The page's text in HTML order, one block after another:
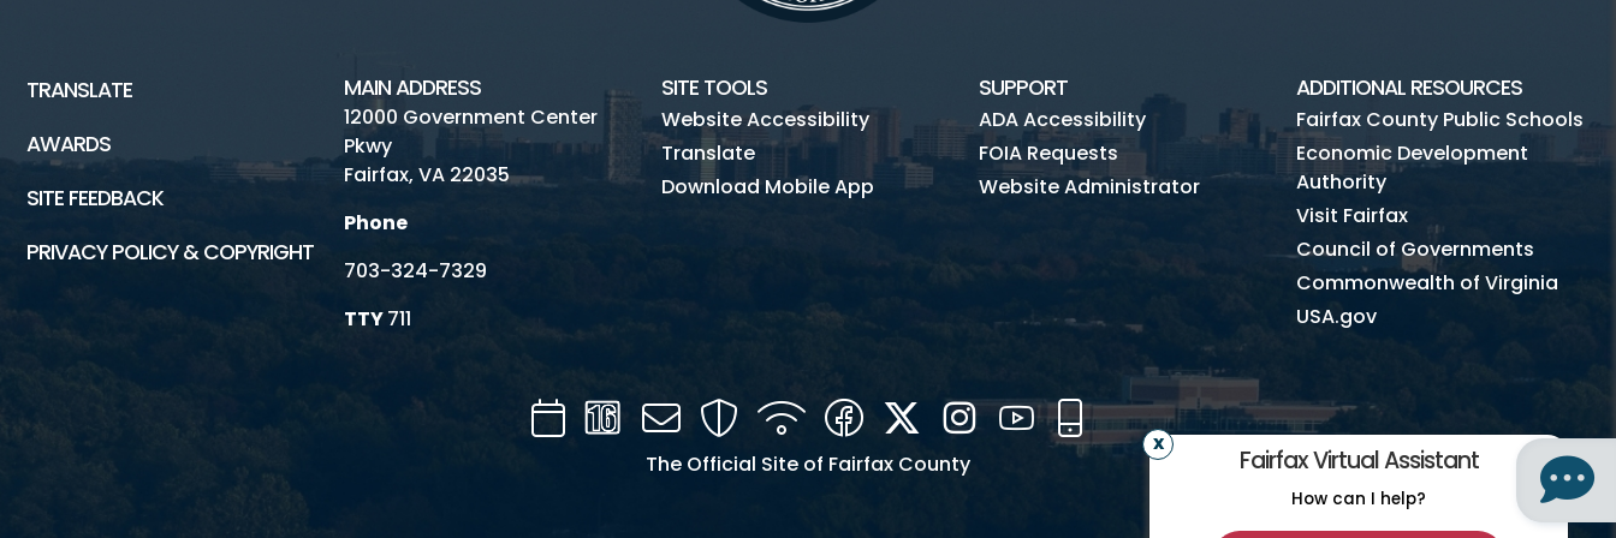
Fairfax Virtual Assistant
How can I help?
TRANSLATE
AWARDS
SITE FEEDBACK
PRIVACY POLICY & COPYRIGHT
MAIN ADDRESS
12000 Government Center
Pkwy
Fairfax, VA 22035
Phone
703-324-7329
TTY711
SITE TOOLS
Website Accessibility
Translate
Download Mobile App
SUPPORT
ADA Accessibility
FOIA Requests
Website Administrator
ADDITIONAL RESOURCES
Fairfax County Public Schools
Economic Development
Authority
Visit Fairfax
Council of Governments
Commonwealth of Virginia
USA.gov
CalendarChannel
Mail SecurityWIFI FacebookTwitterInstagramYouTube
Mobile
The Official Site of Fairfax County